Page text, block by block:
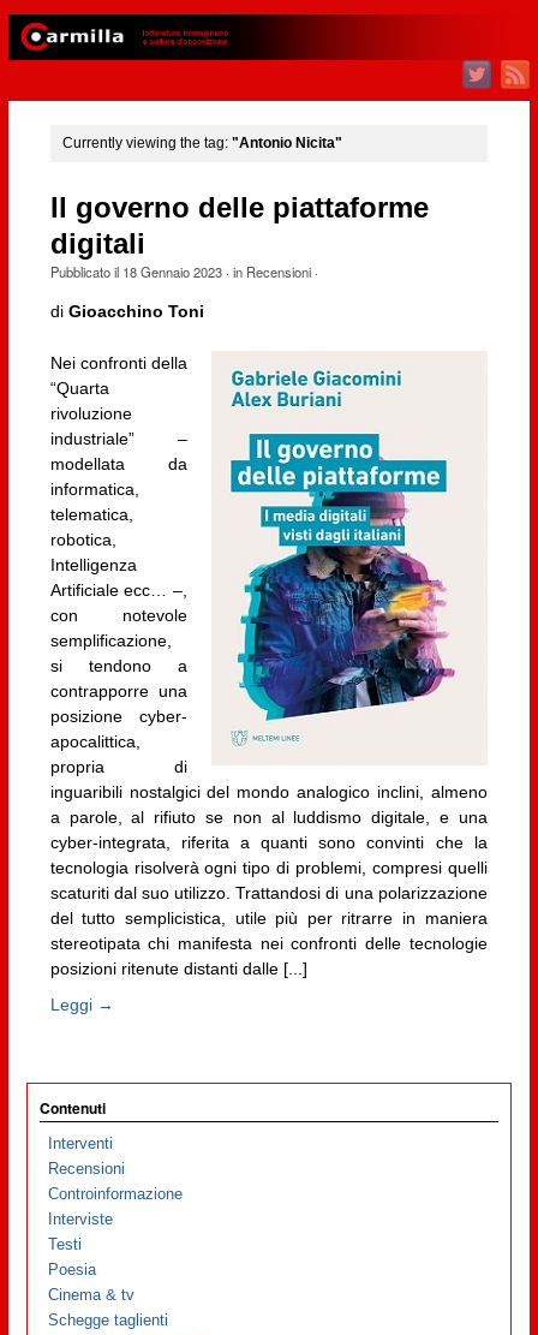
Currently viewing the tag: "Antonio Nicita"
Il governo delle piattaforme
digitali
Pubblicato il 18 Gennaio 2023· in Recensioni·
di Gioacchino Toni
Nei confronti della
“Quarta
rivoluzione
industriale” –
modellata da
informatica,
telematica,
robotica,
Intelligenza
Artificiale ecc… –,
con notevole
semplificazione,
si tendono a
contrapporre una
posizione cyber-
apocalittica,
propria di
inguaribili nostalgici del mondo analogico inclini, almeno
a parole, al rifiuto se non al luddismo digitale, e una
cyber-integrata, riferita a quanti sono convinti che la
tecnologia risolverà ogni tipo di problemi, compresi quelli
scaturiti dal suo utilizzo. Trattandosi di una polarizzazione
del tutto semplicistica, utile più per ritrarre in maniera
stereotipata chi manifesta nei confronti delle tecnologie
posizioni ritenute distanti dalle [...]
Leggi →
Contenuti
Interventi
Recensioni
Controinformazione
Interviste
Testi
Poesia
Cinema & tv
Schegge taglienti